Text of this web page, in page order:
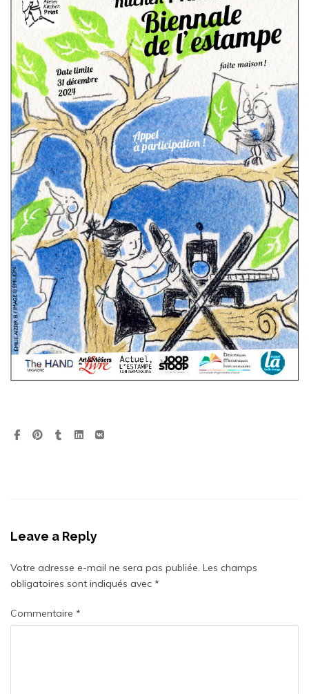
Leave a Reply
Votre adresse e-mail ne sera pas publiée. Les champs
obligatoires sont indiqués avec *
Commentaire *